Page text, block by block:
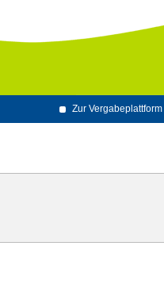
Zur Vergabeplattform